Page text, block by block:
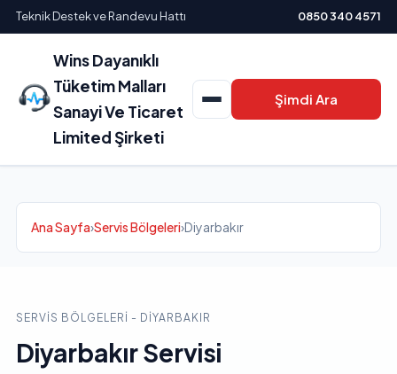
Teknik Destek ve Randevu Hattı 0850 340 4571
Wins Dayanıklı
Tüketim Malları
Sanayi Ve Ticaret
Limited Şirketi
Şimdi Ara
Ana Sayfa›Servis Bölgeleri›Diyarbakır
SERVIS BÖLGELERI - DIYARBAKIR
Diyarbakır Servisi